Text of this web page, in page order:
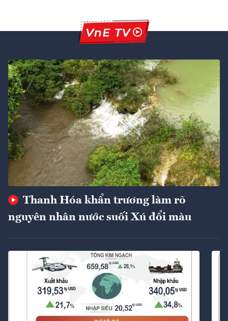
Thanh Hóa khẩn trương làm rõ
nguyên nhân nước suối Xú đổi màu